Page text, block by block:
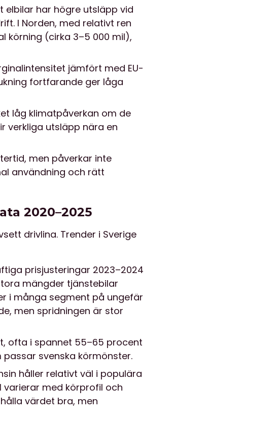
elbilar har högre utsläpp vid
I Norden, med relativt ren
körning (cirka 3–5 000 mil),
jämfört med EU-
fortfarande ger låga
låg klimatpåverkan om de
verkliga utsläpp nära en
men påverkar inte
användning och rätt
2020–2025
drivlina. Trender i Sverige
prisjusteringar 2023–2024
mängder tjänstebilar
i många segment på ungefär
men spridningen är stor
ofta i spannet 55–65 procent
svenska körmönster.
håller relativt väl i populära
med körprofil och
värdet bra, men